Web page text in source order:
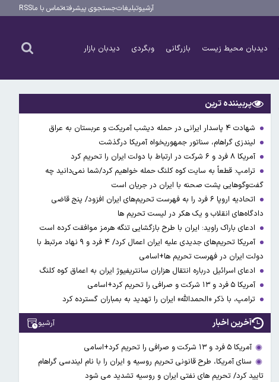
آرشیوتبلیغاتجستجوی پیشرفتهتماس با ماRSS
دیدبان محیط زیست بازرگانی وبگردی دیدبان بازار
پربیننده ترین
شهادت ۴ پاسدار ایرانی در حمله دیشب آمریکت و عربستان به عراق
لیندزی گراهام، سناتور جمهوریخواه آمریکا درگذشت
آمریکا ۸ فرد و ۶ شرکت در ارتباط با دولت ایران را تحریم کرد
ترامپ: قطعاً به سایت کوه کلنگ حمله خواهیم کرد/شما نمی‌دانید چه
گفت‌وگوهایی پشت صحنه با ایران در جریان است
اتحادیه اروپا ۶ فرد را به فهرست تحریم‌های ایران افزود/ پنج قاضی
دادگاه‌های انقلاب و یک هکر در لیست تحریم ها
ادعای باراک راوید: ایران با طرح بازگشایی تنگه هرمز موافقت کرده است
آمریکا تحریم‌های جدیدی علیه ایران اعمال کرد/ ۴ فرد و ۹ نهاد مرتبط با
دولت ایران در فهرست تحریم ها+اسامی
ادعای اسرائیل درباره انتقال هزاران سانتریفیوژ ایران به اعماق کوه کلنگ
آمریکا ۵ فرد و ۱۳ شرکت و صرافی را تحریم کرد+اسامی
ترامپ، با ذکر «الحمدالله» ایران را تهدید به بمباران گسترده کرد
آخرین اخبار آرشیو
آمریکا ۵ فرد و ۱۳ شرکت و صرافی را تحریم کرد+اسامی
سنای آمریکا، طرح قانونی تحریم روسیه و ایران را با نام لیندسی گراهام
تایید کرد/ تحریم های نفتی ایران و روسیه تشدید می شود